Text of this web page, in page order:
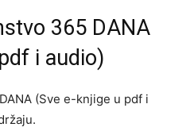
365 DANA
i audio)
(Sve e-knjige u pdf i